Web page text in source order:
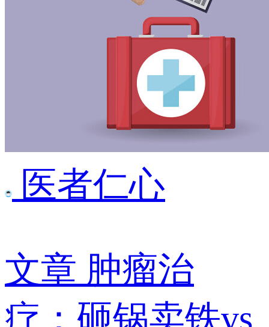
医者仁心
文章 肿瘤治
疗：砸锅卖铁vs